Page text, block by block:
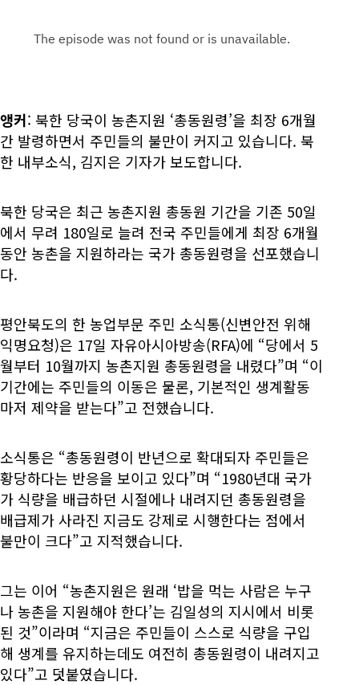
앵커: 북한 당국이 농촌지원 ‘총동원령’을 최장 6개월
간 발령하면서 주민들의 불만이 커지고 있습니다. 북
한 내부소식, 김지은 기자가 보도합니다.
북한 당국은 최근 농촌지원 총동원 기간을 기존 50일
에서 무려 180일로 늘려 전국 주민들에게 최장 6개월
동안 농촌을 지원하라는 국가 총동원령을 선포했습니
다.
평안북도의 한 농업부문 주민 소식통(신변안전 위해
익명요청)은 17일 자유아시아방송(RFA)에 “당에서 5
월부터 10월까지 농촌지원 총동원령을 내렸다”며 “이
기간에는 주민들의 이동은 물론, 기본적인 생계활동
마저 제약을 받는다”고 전했습니다.
소식통은 “총동원령이 반년으로 확대되자 주민들은
황당하다는 반응을 보이고 있다”며 “1980년대 국가
가 식량을 배급하던 시절에나 내려지던 총동원령을
배급제가 사라진 지금도 강제로 시행한다는 점에서
불만이 크다”고 지적했습니다.
그는 이어 “농촌지원은 원래 ‘밥을 먹는 사람은 누구
나 농촌을 지원해야 한다’는 김일성의 지시에서 비롯
된 것”이라며 “지금은 주민들이 스스로 식량을 구입
해 생계를 유지하는데도 여전히 총동원령이 내려지고
있다”고 덧붙였습니다.